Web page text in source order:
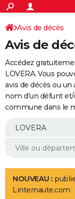
ACTUALITÉS
Politique
Société
Faits Divers
Education
Monde
Villes
+
SPORT
Coupe du monde
Football
Tennis
Cyclisme
Rugby
Forum
Programme TV
TNTStreaming
Cinéma
Sorties cinéma
Musique
+
FINANCE
Retraite
Epargne
Immobilier
Risques naturels par
Banque
Assurance
AUTO
Essais
Réserver un essai
Citadines
Berlines
SUV
Forum auto
+
Mobiles
Meilleur smartphone
Internet
Ordinateurs
Jeux vidéo
Guide high-tech
Aménagement intérieur
LIFESTYLE
Art de vivre
Bien-être
Loisirs
Mode
Modes de vie
Avis de décès
Avis de
Accédez
LOVERA. Vous
avis de décès ou
nom d'un défunt et/
commune dans le
NOUVEAU :
Linternaute.com